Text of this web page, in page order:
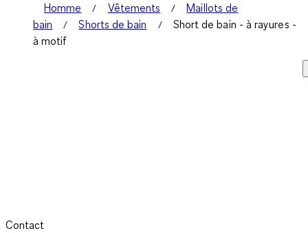
Homme Vêtements
Maillots de
bain
Shorts de bain
Short de bain - à rayures -
à motif
Contact